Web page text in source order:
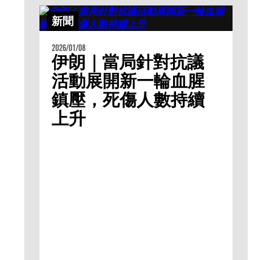
新聞
2026/01/08
伊朗｜當局針對抗議
活動展開新一輪血腥
鎮壓，死傷人數持續
上升